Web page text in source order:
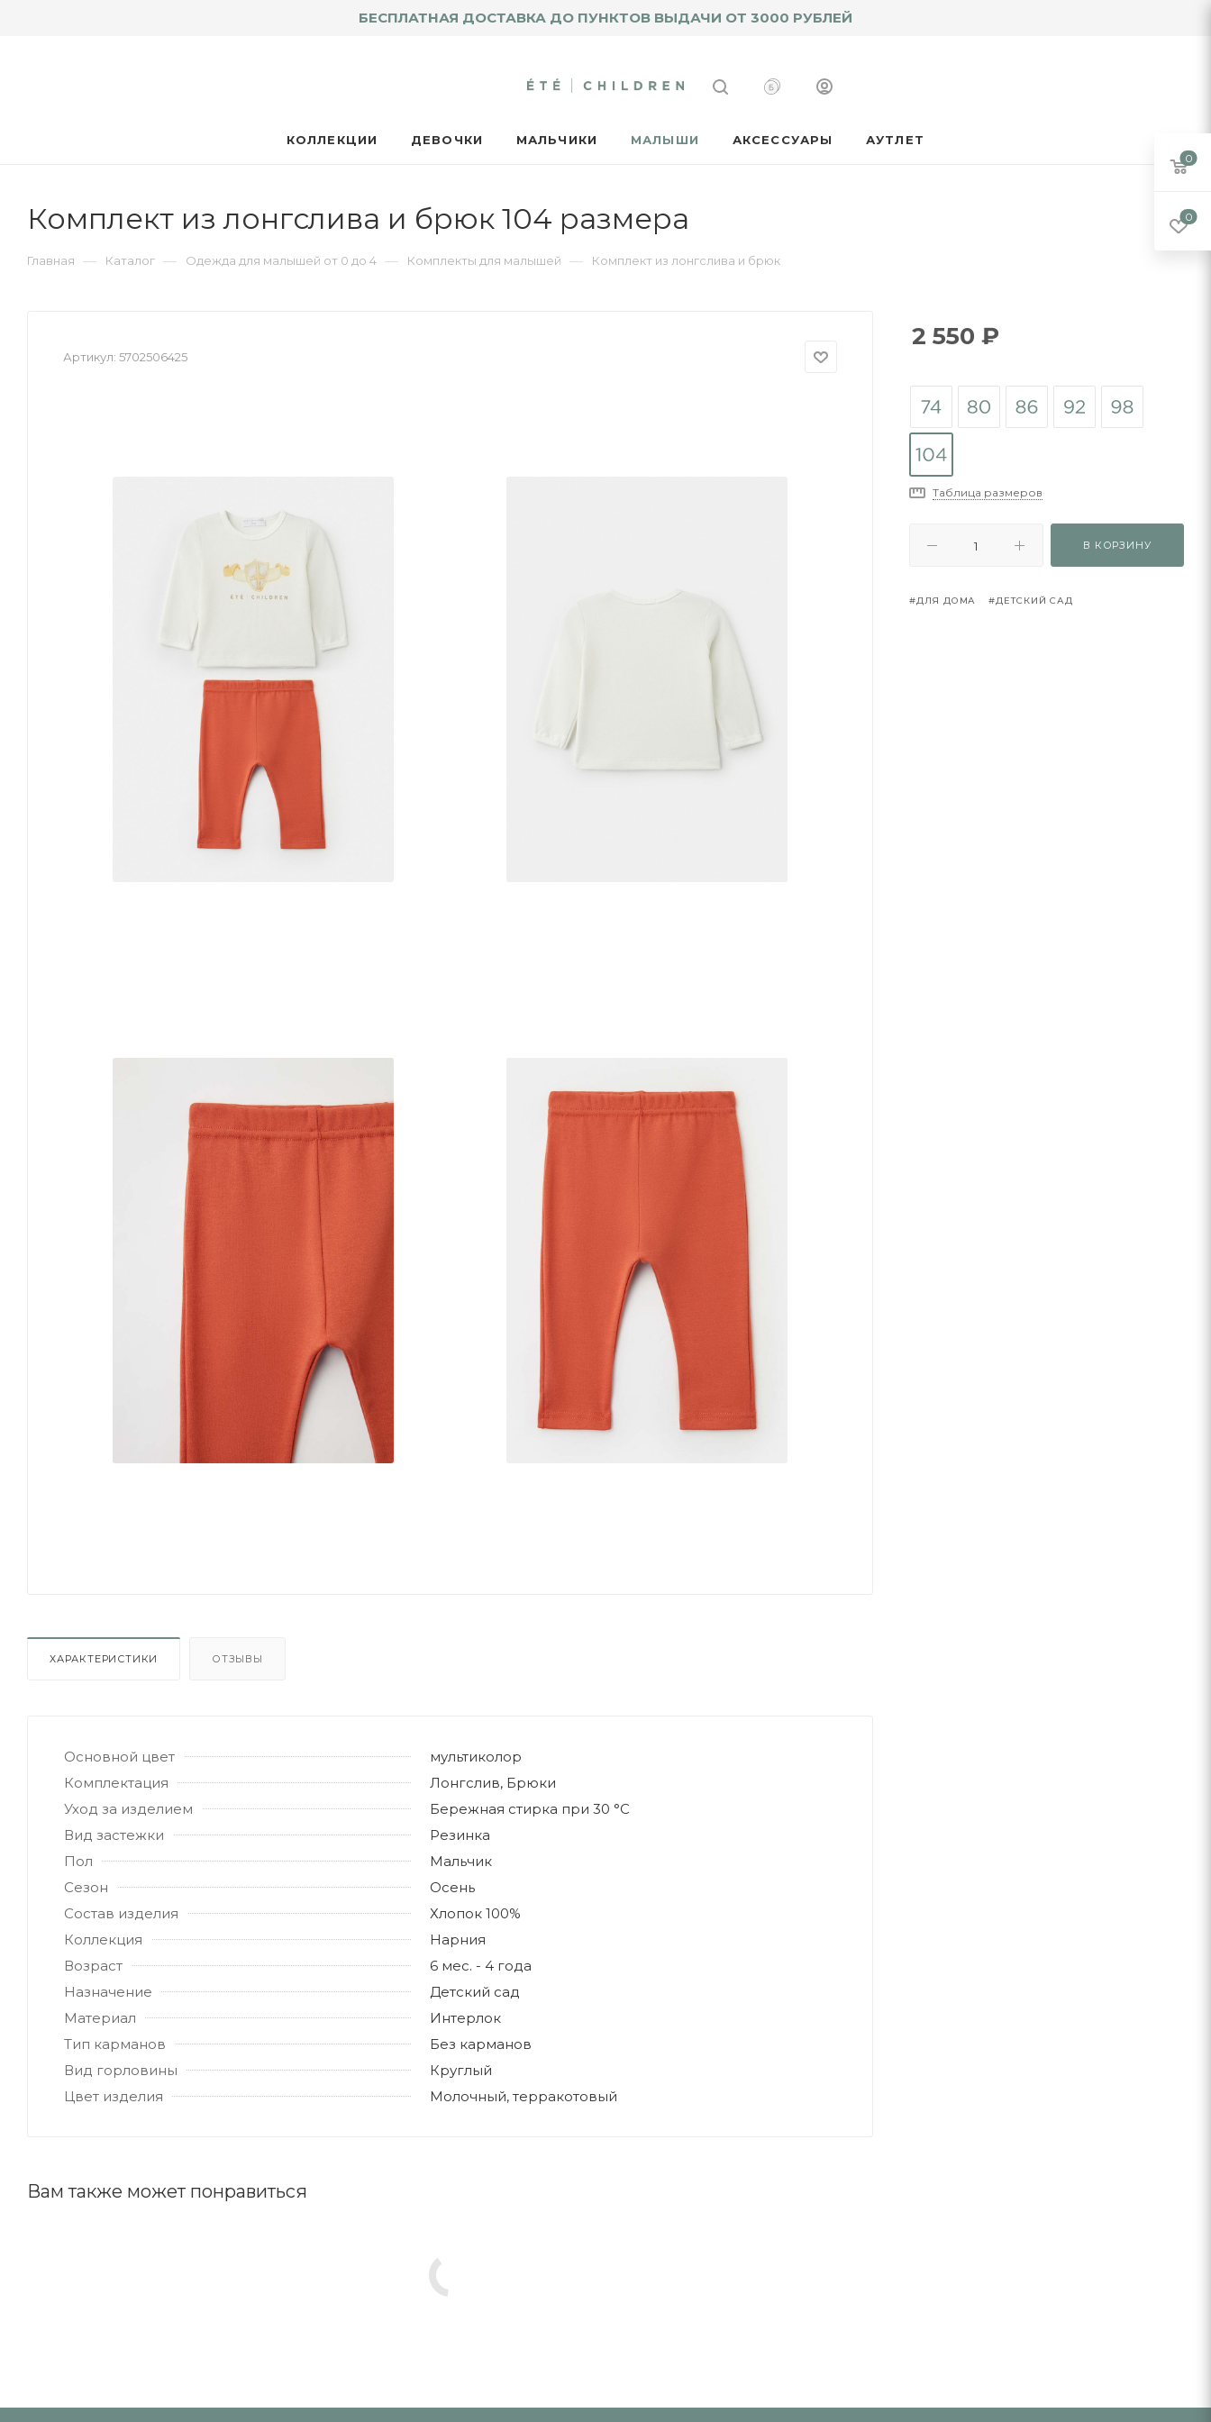
БЕСПЛАТНАЯ ДОСТАВКА ДО ПУНКТОВ ВЫДАЧИ ОТ 3000 РУБЛЕЙ
КОЛЛЕКЦИИ ДЕВОЧКИ МАЛЬЧИКИ МАЛЫШИ АКСЕССУАРЫ АУТЛЕТ
Комплект из лонгслива и брюк 104 размера
Главная — Каталог — Одежда для малышей от 0 до 4 — Комплекты для малышей — Комплект из лонгслива и брюк
Артикул: 5702506425
ХАРАКТЕРИСТИКИ ОТЗЫВЫ
Основной цвет
мультиколор
Комплектация
Лонгслив, Брюки
Уход за изделием
Бережная стирка при 30 °C
Вид застежки
Резинка
Пол
Мальчик
Сезон
Осень
Состав изделия
Хлопок 100%
Коллекция
Нарния
Возраст
6 мес. - 4 года
Назначение
Детский сад
Материал
Интерлок
Тип карманов
Без карманов
Вид горловины
Круглый
Цвет изделия
Молочный, терракотовый
Вам также может понравиться
2 550 ₽
Таблица размеров
В КОРЗИНУ
#ДЛЯ ДОМА #ДЕТСКИЙ САД
0
0